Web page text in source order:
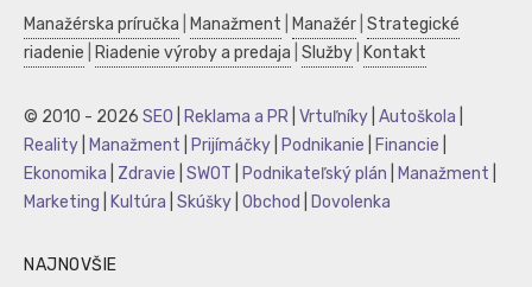
Manažérska príručka Manažment Manažér Strategické
riadenie
Riadenie výroby a predaja Služby Kontakt
© 2010 - 2026 SEO Reklama a PR Vrtuľníky Autoškola
Reality
Manažment Prijímáčky Podnikanie Financie
Ekonomika
Zdravie SWOT Podnikateľský plán Manažment
Marketing
Kultúra Skúšky Obchod Dovolenka
NAJNOVŠIE